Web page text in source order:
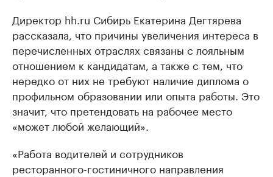
Директор hh.ru Сибирь Екатерина Дегтярева
рассказала, что причины увеличения интереса в
перечисленных отраслях связаны с лояльным
отношением к кандидатам, а также с тем, что
нередко от них не требуют наличие диплома о
профильном образовании или опыта работы. Это
значит, что претендовать на рабочее место
«может любой желающий».
«Работа водителей и сотрудников
ресторанного-гостиничного направления